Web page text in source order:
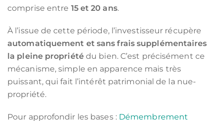
comprise entre 15 et 20 ans.
À l’issue de cette période, l’investisseur récupère
automatiquement et sans frais supplémentaires
la pleine propriétédu bien. C’est précisément ce
mécanisme, simple en apparence mais très
puissant, qui fait l’intérêt patrimonial de la nue-
propriété.
Pour approfondir les bases : Démembrement